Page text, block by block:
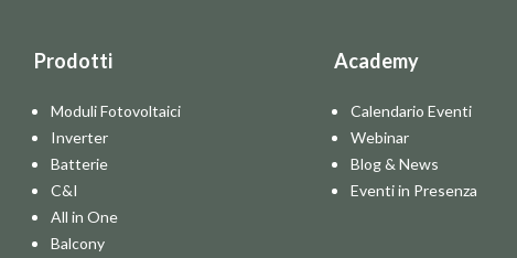
Prodotti
Moduli Fotovoltaici
Inverter
Batterie
C&I
All in One
Balcony
Academy
Calendario Eventi
Webinar
Blog & News
Eventi in Presenza